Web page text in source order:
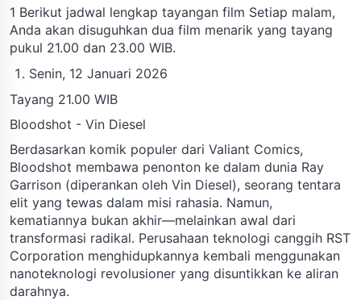
1 Berikut jadwal lengkap tayangan film Setiap malam,
Anda akan disuguhkan dua film menarik yang tayang
pukul 21.00 dan 23.00 WIB.
Senin, 12 Januari 2026
Tayang 21.00 WIB
Bloodshot - Vin Diesel
Berdasarkan komik populer dari Valiant Comics,
Bloodshot membawa penonton ke dalam dunia Ray
Garrison (diperankan oleh Vin Diesel), seorang tentara
elit yang tewas dalam misi rahasia. Namun,
kematiannya bukan akhir—melainkan awal dari
transformasi radikal. Perusahaan teknologi canggih RST
Corporation menghidupkannya kembali menggunakan
nanoteknologi revolusioner yang disuntikkan ke aliran
darahnya.